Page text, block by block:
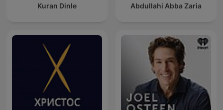
Kuran Dinle Abdullahi Abba Zaria